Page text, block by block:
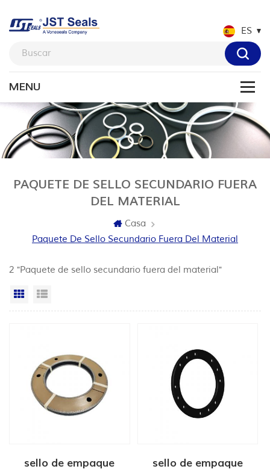
ES
PAQUETE DE SELLO SECUNDARIO FUERA
DEL MATERIAL
Casa
Paquete De Sello Secundario Fuera Del Material
2 "Paquete de sello secundario fuera del material"
Vista en cuadrícula
sello de empaque
sello de empaque